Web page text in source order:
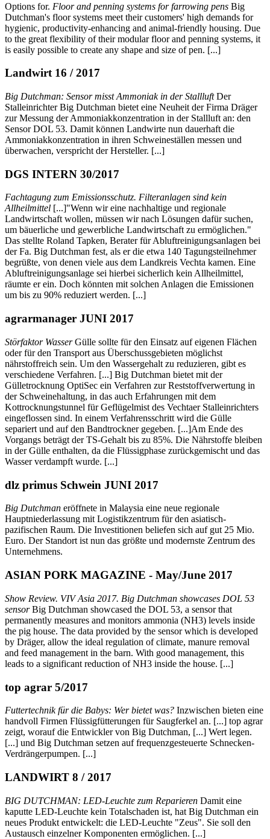
Options for. Floor and penning systems for farrowing pens Big
Dutchman's floor systems meet their customers' high demands for
hygienic, productivity-enhancing and animal-friendly housing. Due
to the great flexibility of their modular floor and penning systems, it
is easily possible to create any shape and size of pen. [...]
Landwirt 16 / 2017
Big Dutchman: Sensor misst Ammoniak in der StallluftDer
Stalleinrichter Big Dutchman bietet eine Neuheit der Firma Dräger
zur Messung der Ammoniakkonzentration in der Stallluft an: den
Sensor DOL 53. Damit können Landwirte nun dauerhaft die
Ammoniakkonzentration in ihren Schweineställen messen und
überwachen, verspricht der Hersteller. [...]
DGS INTERN 30/2017
Fachtagung zum Emissionsschutz. Filteranlagen sind kein
Allheilmittel [...]"Wenn wir eine nachhaltige und regionale
Landwirtschaft wollen, müssen wir nach Lösungen dafür suchen,
um bäuerliche und gewerbliche Landwirtschaft zu ermöglichen."
Das stellte Roland Tapken, Berater für Abluftreinigungsanlagen bei
der Fa. Big Dutchman fest, als er die etwa 140 Tagungsteilnehmer
begrüßte, von denen viele aus dem Landkreis Vechta kamen. Eine
Abluftreinigungsanlage sei hierbei sicherlich kein Allheilmittel,
räumte er ein. Doch könnten mit solchen Anlagen die Emissionen
um bis zu 90% reduziert werden. [...]
agrarmanager JUNI 2017
Störfaktor WasserGülle sollte für den Einsatz auf eigenen Flächen
oder für den Transport aus Überschussgebieten möglichst
nährstoffreich sein. Um den Wassergehalt zu reduzieren, gibt es
verschiedene Verfahren. [...] Big Dutchman bietet mit der
Gülletrocknung OptiSec ein Verfahren zur Reststoffverwertung in
der Schweinehaltung, in das auch Erfahrungen mit dem
Kottrocknungstunnel für Geflügelmist des Vechtaer Stalleinrichters
eingeflossen sind. In einem Verfahrensschritt wird die Gülle
separiert und auf den Bandtrockner gegeben. [...]Am Ende des
Vorgangs beträgt der TS-Gehalt bis zu 85%. Die Nährstoffe bleiben
in der Gülle enthalten, da die Flüssigphase zurückgemischt und das
Wasser verdampft wurde. [...]
dlz primus Schwein JUNI 2017
Big Dutchman eröffnete in Malaysia eine neue regionale
Hauptniederlassung mit Logistikzentrum für den asiatisch-
pazifischen Raum. Die Investitionen beliefen sich auf gut 25 Mio.
Euro. Der Standort ist nun das größte und modernste Zentrum des
Unternehmens.
ASIAN PORK MAGAZINE - May/June 2017
Show Review. VIV Asia 2017. Big Dutchman showcases DOL 53
sensorBig Dutchman showcased the DOL 53, a sensor that
permanently measures and monitors ammonia (NH3) levels inside
the pig house. The data provided by the sensor which is developed
by Dräger, allow the ideal regulation of climate, manure removal
and feed management in the barn. With good management, this
leads to a significant reduction of NH3 inside the house. [...]
top agrar 5/2017
Futtertechnik für die Babys: Wer bietet was? Inzwischen bieten eine
handvoll Firmen Flüssigfütterungen für Saugferkel an. [...] top agrar
zeigt, worauf die Entwickler von Big Dutchman, [...] Wert legen.
[...] und Big Dutchman setzen auf frequenzgesteuerte Schnecken-
Verdrängerpumpen. [...]
LANDWIRT 8 / 2017
BIG DUTCHMAN: LED-Leuchte zum Reparieren Damit eine
kaputte LED-Leuchte kein Totalschaden ist, hat Big Dutchman ein
neues Produkt entwickelt: die LED-Leuchte "Zeus". Sie soll den
Austausch einzelner Komponenten ermöglichen. [...]